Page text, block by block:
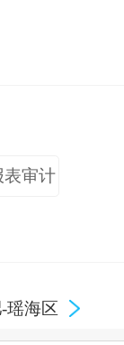
表审计
瑶海区